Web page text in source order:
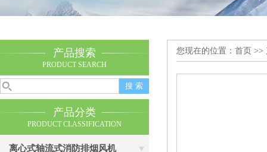
产品搜索
PRODUCT SEARCH
产品分类
PRODUCT CLASSIFICATION
离心式轴流式消防排烟风机
您现在的位置： 首页 >>